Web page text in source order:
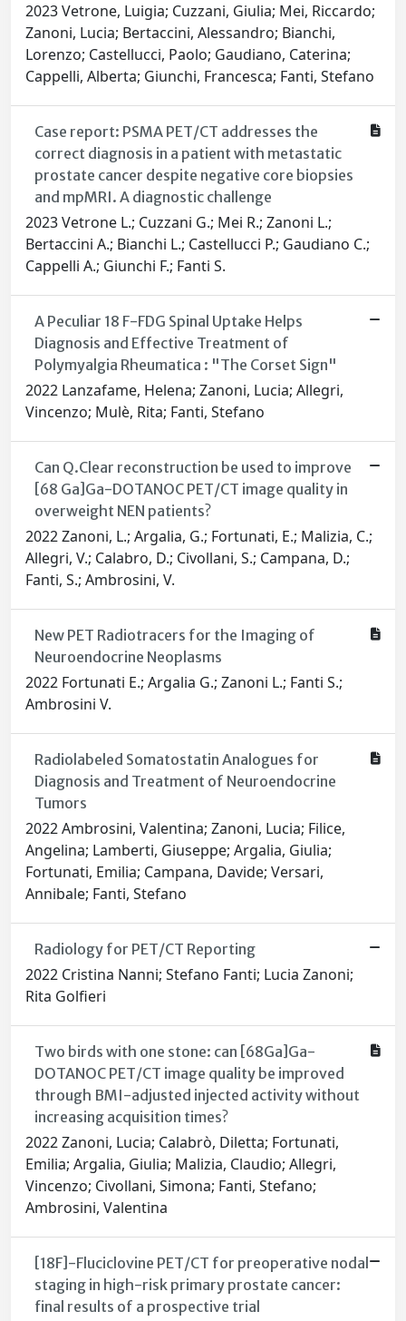
2023 Vetrone, Luigia; Cuzzani, Giulia; Mei, Riccardo;
Zanoni, Lucia; Bertaccini, Alessandro; Bianchi,
Lorenzo; Castellucci, Paolo; Gaudiano, Caterina;
Cappelli, Alberta; Giunchi, Francesca; Fanti, Stefano
Case report: PSMA PET/CT addresses the
correct diagnosis in a patient with metastatic
prostate cancer despite negative core biopsies
and mpMRI. A diagnostic challenge
2023 Vetrone L.; Cuzzani G.; Mei R.; Zanoni L.;
Bertaccini A.; Bianchi L.; Castellucci P.; Gaudiano C.;
Cappelli A.; Giunchi F.; Fanti S.
A Peculiar 18 F-FDG Spinal Uptake Helps
Diagnosis and Effective Treatment of
Polymyalgia Rheumatica : "The Corset Sign"
2022 Lanzafame, Helena; Zanoni, Lucia; Allegri,
Vincenzo; Mulè, Rita; Fanti, Stefano
Can Q.Clear reconstruction be used to improve
[68 Ga]Ga-DOTANOC PET/CT image quality in
overweight NEN patients?
2022 Zanoni, L.; Argalia, G.; Fortunati, E.; Malizia, C.;
Allegri, V.; Calabro, D.; Civollani, S.; Campana, D.;
Fanti, S.; Ambrosini, V.
New PET Radiotracers for the Imaging of
Neuroendocrine Neoplasms
2022 Fortunati E.; Argalia G.; Zanoni L.; Fanti S.;
Ambrosini V.
Radiolabeled Somatostatin Analogues for
Diagnosis and Treatment of Neuroendocrine
Tumors
2022 Ambrosini, Valentina; Zanoni, Lucia; Filice,
Angelina; Lamberti, Giuseppe; Argalia, Giulia;
Fortunati, Emilia; Campana, Davide; Versari,
Annibale; Fanti, Stefano
Radiology for PET/CT Reporting
2022 Cristina Nanni; Stefano Fanti; Lucia Zanoni;
Rita Golfieri
Two birds with one stone: can [68Ga]Ga-
DOTANOC PET/CT image quality be improved
through BMI-adjusted injected activity without
increasing acquisition times?
2022 Zanoni, Lucia; Calabrò, Diletta; Fortunati,
Emilia; Argalia, Giulia; Malizia, Claudio; Allegri,
Vincenzo; Civollani, Simona; Fanti, Stefano;
Ambrosini, Valentina
[18F]-Fluciclovine PET/CT for preoperative nodal
staging in high-risk primary prostate cancer:
final results of a prospective trial